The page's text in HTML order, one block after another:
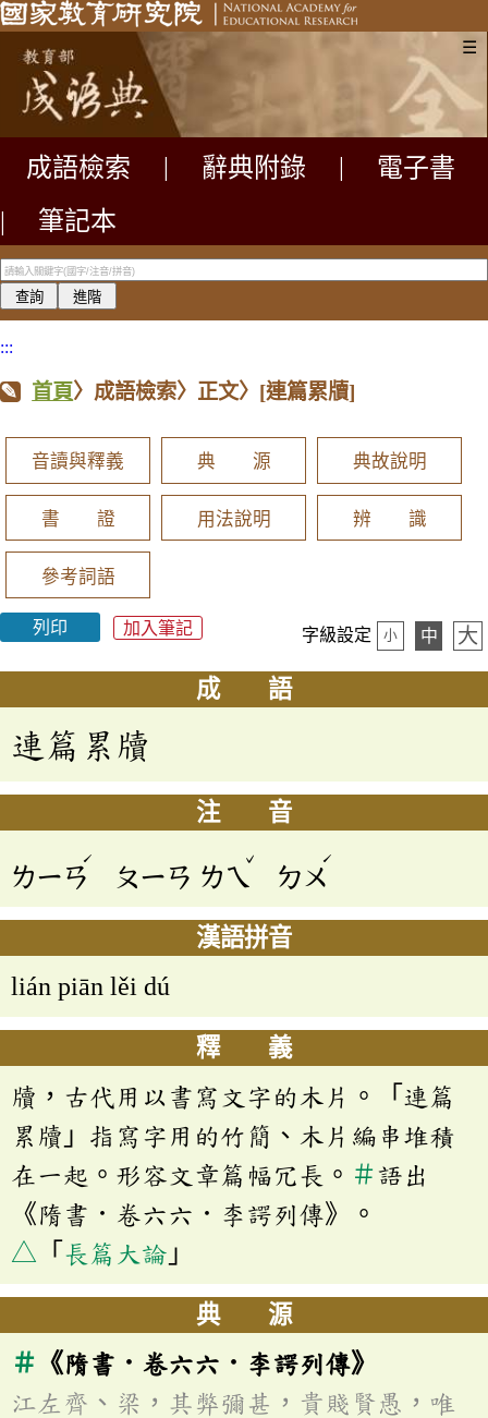
☰
成語檢索 辭典附錄
電子書
|
筆記本
:::
首頁〉成語檢索〉正文〉 [連篇累牘]
音讀與釋義 典 源 典故說明
書 證 用法說明 辨 識
參考詞語
列印 加入筆記 字級設定 小 中 大
成 語
連篇累牘
注 音
ㄌㄧㄢ
ˊ
ㄆㄧㄢ ㄌㄟ
ˇ
ㄉㄨ
ˊ
漢語拼音
lián piān lěi dú
釋 義
牘，古代用以書寫文字的木片。「連篇
累牘」指寫字用的竹簡、木片編串堆積
在一起。形容文章篇幅冗長。 ＃語出
《隋書．卷六六．李諤列傳》。
△ 「 長篇大論 」
典 源
＃ 《隋書．卷六六．李諤列傳》
江左齊、梁，其弊彌甚，貴賤賢愚，唯